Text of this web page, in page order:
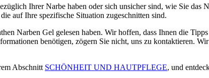
Ihrer Narbe haben oder sich unsicher sind, wie Sie
auf Ihre spezifische Situation zugeschnitten sind.
Narben Gel gelesen haben. Wir hoffen, dass Ihnen die
benötigen, zögern Sie nicht, uns zu kontaktieren.
Abschnitt SCHÖNHEIT UND HAUTPFLEGE, und